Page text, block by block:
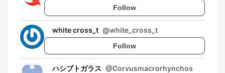
Follow
white cross_t @white_cross_t
Follow
ハシブトガラス @Corvusmacrorhynchos